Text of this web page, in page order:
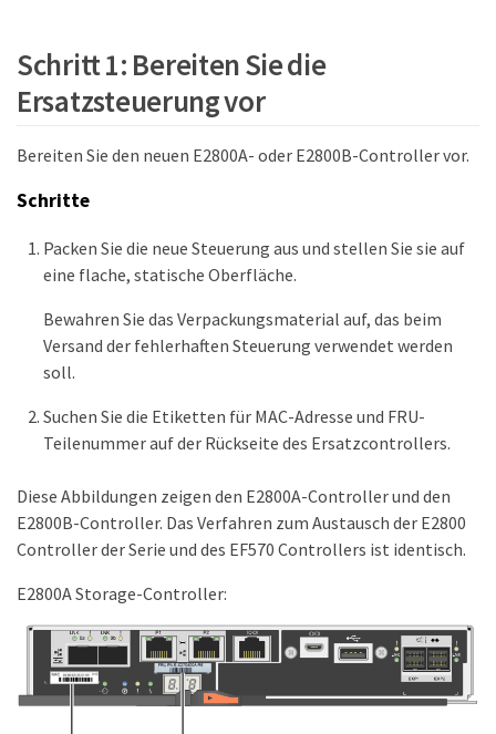
Schritt 1: Bereiten Sie die
Ersatzsteuerung vor
Bereiten Sie den neuen E2800A- oder E2800B-Controller vor.
Schritte
Packen Sie die neue Steuerung aus und stellen Sie sie auf
eine flache, statische Oberfläche.
Bewahren Sie das Verpackungsmaterial auf, das beim
Versand der fehlerhaften Steuerung verwendet werden
soll.
Suchen Sie die Etiketten für MAC-Adresse und FRU-
Teilenummer auf der Rückseite des Ersatzcontrollers.
Diese Abbildungen zeigen den E2800A-Controller und den
E2800B-Controller. Das Verfahren zum Austausch der E2800
Controller der Serie und des EF570 Controllers ist identisch.
E2800A Storage-Controller: